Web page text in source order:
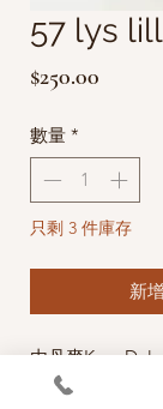
57 lys
$250.00
數量 *
只剩 3 件庫存
新
由丹麥Krea
100% Organic